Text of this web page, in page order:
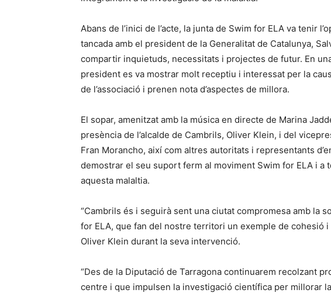
Abans de l’inici de l’acte, la junta de Swim for ELA va tenir
tancada amb el president de la Generalitat de Catalunya,
compartir inquietuds, necessitats i projectes de futur. En
president es va mostrar molt receptiu i interessat per la
de l’associació i prenen nota d’aspectes de millora.
El sopar, amenitzat amb la música en directe de Marina
presència de l’alcalde de Cambrils, Oliver Klein, i del
Fran Morancho, així com altres autoritats i representants
demostrar el seu suport ferm al moviment Swim for ELA i a
aquesta malaltia.
“Cambrils és i seguirà sent una ciutat compromesa amb la
for ELA, que fan del nostre territori un exemple de cohesió i
Oliver Klein durant la seva intervenció.
“Des de la Diputació de Tarragona continuarem recolzant
centre i que impulsen la investigació científica per millorar